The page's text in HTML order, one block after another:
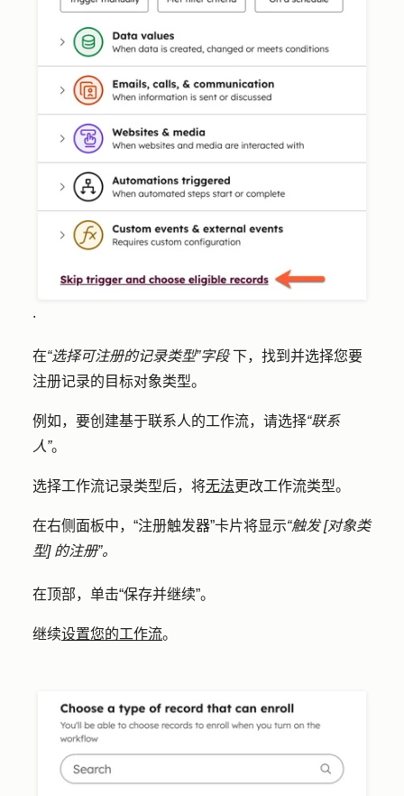
.
在“选择可注册的记录类型”字段下，找到并选择您要
注册记录的目标对象类型。
例如，要创建基于联系人的工作流，请选择“联系
人”。
选择工作流记录类型后，将无法更改工作流类型。
在右侧面板中，“注册触发器”卡片将显示“触发 [对象类
型] 的注册”。
在顶部，单击“保存并继续”。
继续设置您的工作流。